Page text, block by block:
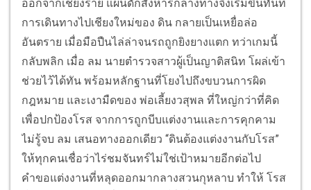
ออกจากเชียงราย แผนดักสังหารกลางทางจึงเริ่มขึ้นทันที
การเดินทางไปเชียงใหม่ของ ดิน กลายเป็นเหยื่อล่อ
อันตราย เมื่อมือปืนไล่ล่าจนรถถูกยิงยางแตก ทว่าเกมนี้
กลับพลิก เมื่อ ลม นายตำรวจสาวผู้เป็นญาติสนิท โผล่เข้า
ช่วยไว้ได้ทัน พร้อมหลักฐานที่โยงไปถึงขบวนการผิด
กฎหมาย และเงามืดของ พ่อเลี้ยงวสุพล ที่ใหญ่กว่าที่คิด
เพื่อปกป้องโรส จากการถูกบีบแต่งงานและการคุกคาม
ไม่รู้จบ ลม เสนอทางออกเดียว “ดินต้องแต่งงานกับโรส”
ให้ทุกคนเชื่อว่าไร่ชมจันทร์ไม่ใช่เป้าหมายอีกต่อไป
คำขอแต่งงานที่หลุดออกมากลางสวนกุหลาบ ทำให้ โรส